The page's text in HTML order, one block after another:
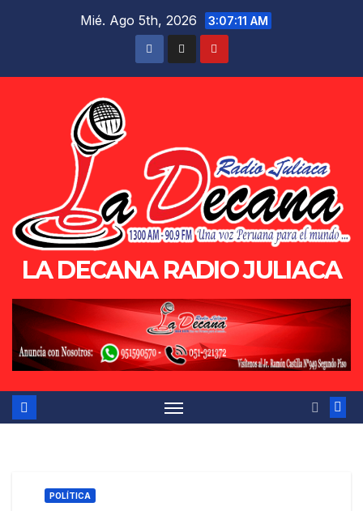
Mié. Ago 5th, 2026 3:07:12 AM
LA DECANA RADIO JULIACA
POLÍTICA